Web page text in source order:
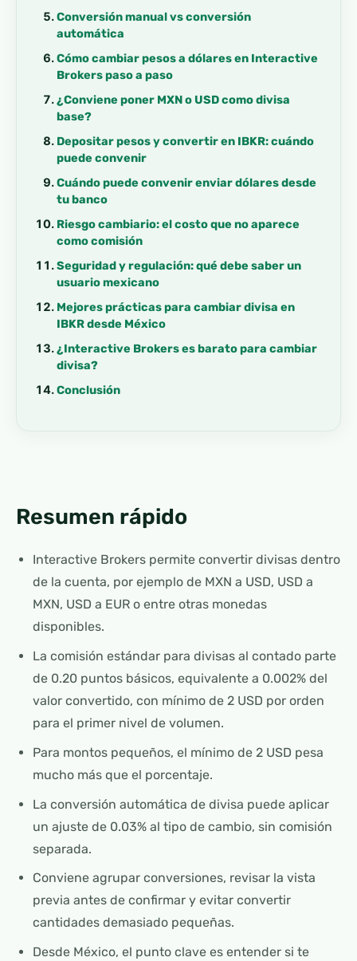
Conversión manual vs conversión
automática
Cómo cambiar pesos a dólares en Interactive
Brokers paso a paso
¿Conviene poner MXN o USD como divisa
base?
Depositar pesos y convertir en IBKR: cuándo
puede convenir
Cuándo puede convenir enviar dólares desde
tu banco
Riesgo cambiario: el costo que no aparece
como comisión
Seguridad y regulación: qué debe saber un
usuario mexicano
Mejores prácticas para cambiar divisa en
IBKR desde México
¿Interactive Brokers es barato para cambiar
divisa?
Conclusión
Resumen rápido
Interactive Brokers permite convertir divisas dentro
de la cuenta, por ejemplo de MXN a USD, USD a
MXN, USD a EUR o entre otras monedas
disponibles.
La comisión estándar para divisas al contado parte
de 0.20 puntos básicos, equivalente a 0.002% del
valor convertido, con mínimo de 2 USD por orden
para el primer nivel de volumen.
Para montos pequeños, el mínimo de 2 USD pesa
mucho más que el porcentaje.
La conversión automática de divisa puede aplicar
un ajuste de 0.03% al tipo de cambio, sin comisión
separada.
Conviene agrupar conversiones, revisar la vista
previa antes de confirmar y evitar convertir
cantidades demasiado pequeñas.
Desde México, el punto clave es entender si te